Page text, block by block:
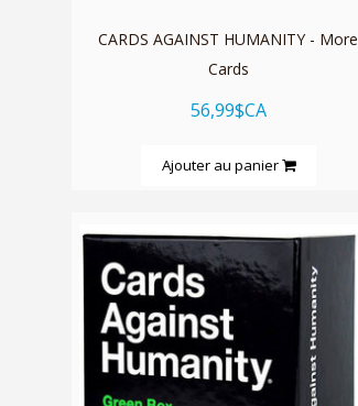
CARDS AGAINST HUMANITY - More
Cards
56,99$CA
Ajouter au panier